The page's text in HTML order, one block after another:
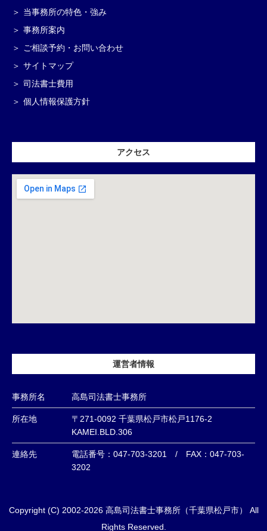
当事務所の特色・強み
事務所案内
ご相談予約・お問い合わせ
サイトマップ
司法書士費用
個人情報保護方針
アクセス
運営者情報
事務所名 高島司法書士事務所
所在地
〒271-0092 千葉県松戸市松戸1176-2
KAMEI.BLD.306
連絡先
電話番号：047-703-3201 / FAX：047-703-
3202
Copyright (C) 2002-2026 高島司法書士事務所（千葉県松戸市） All
Rights Reserved.